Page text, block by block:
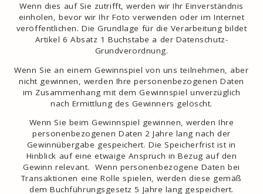
Wenn dies auf Sie zutrifft, werden wir Ihr Einverständnis
einholen, bevor wir Ihr Foto verwenden oder im Internet
veröffentlichen. Die Grundlage für die Verarbeitung bildet
Artikel 6 Absatz 1 Buchstabe a der Datenschutz-
Grundverordnung.
Wenn Sie an einem Gewinnspiel von uns teilnehmen, aber
nicht gewinnen, werden Ihre personenbezogenen Daten
im Zusammenhang mit dem Gewinnspiel unverzüglich
nach Ermittlung des Gewinners gelöscht.
Wenn Sie beim Gewinnspiel gewinnen, werden Ihre
personenbezogenen Daten 2 Jahre lang nach der
Gewinnübergabe gespeichert. Die Speicherfrist ist in
Hinblick auf eine etwaige Anspruch in Bezug auf den
Gewinn relevant. Wenn personenbezogene Daten bei
Transaktionen eine Rolle spielen, werden diese gemäß
dem Buchführungsgesetz 5 Jahre lang gespeichert.